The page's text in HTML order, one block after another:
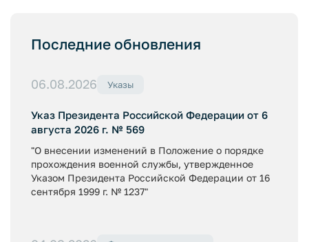
Последние обновления
06.08.2026 Указы
Указ Президента Российской Федерации от 6
августа 2026 г. № 569
"О внесении изменений в Положение о порядке
прохождения военной службы, утвержденное
Указом Президента Российской Федерации от 16
сентября 1999 г. № 1237"